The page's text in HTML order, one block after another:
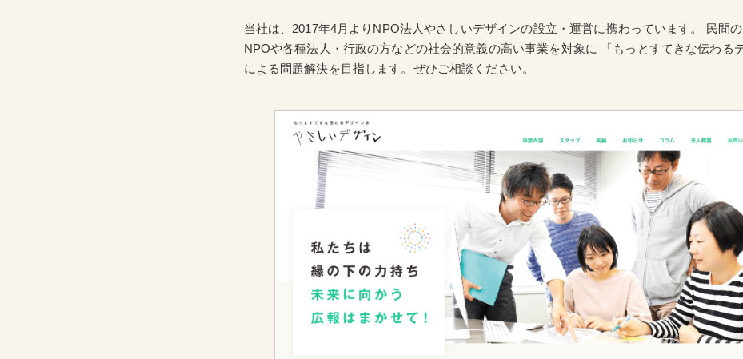
当社は、2017年4月よりNPO法人やさしいデザインの設立・運営に携わっています。 民間の
NPOや各種法人・行政の方などの社会的意義の高い事業を対象に 「もっとすてきな伝わる
による問題解決を目指します。ぜひご相談ください。